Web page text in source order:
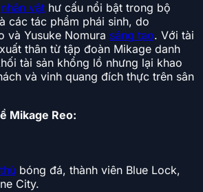
nhân vật hư cấu nổi bật trong bộ
các tác phẩm phái sinh, do
và Yusuke Nomura sáng tạo. Với tài
thân từ tập đoàn Mikage danh
tài sản khổng lồ nhưng lại khao
và vinh quang đích thực trên sân
Mikage Reo:
bóng đá, thành viên Blue Lock,
City.